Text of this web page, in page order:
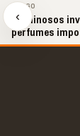
‹
8 AGO
Criminosos
perfumes